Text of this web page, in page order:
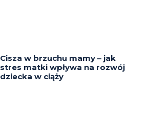
Cisza w brzuchu mamy – jak
stres matki wpływa na rozwój
dziecka w ciąży